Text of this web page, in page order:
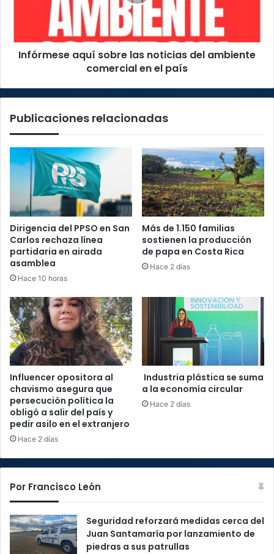
en
Infórmese aquí sobre las noticias del ambiente
comercial en el país
Publicaciones relacionadas
Dirigencia del PPSO en San
Carlos rechaza línea
partidaria en airada
asamblea
Hace 10 horas
Más de 1.150 familias
sostienen la producción
de papa en Costa Rica
Hace 2 días
Influencer opositora al
chavismo asegura que
persecución política la
obligó a salir del país y
pedir asilo en el extranjero
Hace 2 días
Industria plástica se suma
a la economía circular
Hace 2 días
Por Francisco León
Seguridad reforzará medidas cerca del
Juan Santamaría por lanzamiento de
piedras a sus patrullas